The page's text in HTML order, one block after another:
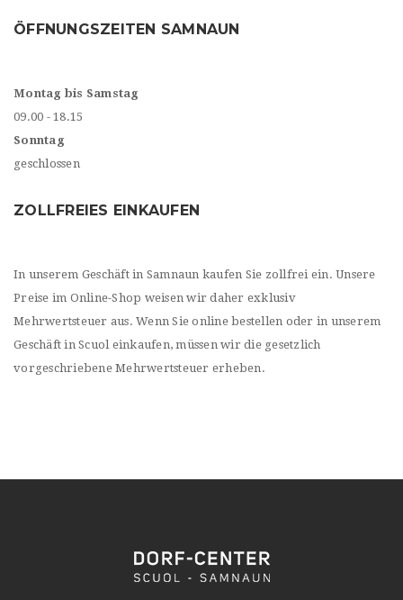
ÖFFNUNGSZEITEN SAMNAUN
Montag bis Samstag
09.00 - 18.15
Sonntag
geschlossen
ZOLLFREIES EINKAUFEN
In unserem Geschäft in Samnaun kaufen Sie zollfrei ein. Unsere
Preise im Online-Shop weisen wir daher exklusiv
Mehrwertsteuer aus. Wenn Sie online bestellen oder in unserem
Geschäft in Scuol einkaufen, müssen wir die gesetzlich
vorgeschriebene Mehrwertsteuer erheben.